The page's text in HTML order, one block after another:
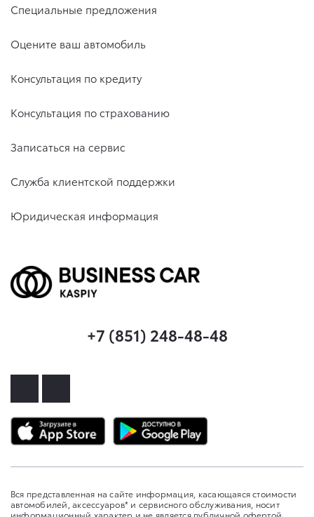
Специальные предложения
Оцените ваш автомобиль
Консультация по кредиту
Консультация по страхованию
Записаться на сервис
Служба клиентской поддержки
Юридическая информация
+7 (851) 248-48-48
Вся представленная на сайте информация, касающаяся стоимости
автомобилей, аксессуаров* и сервисного обслуживания, носит
информационный характер и не является публичной офертой,